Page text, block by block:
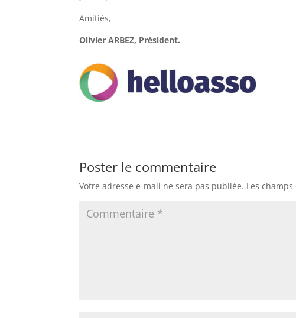
Amitiés,
Olivier ARBEZ, Président.
Poster le commentaire
Votre adresse e-mail ne sera pas publiée. Les